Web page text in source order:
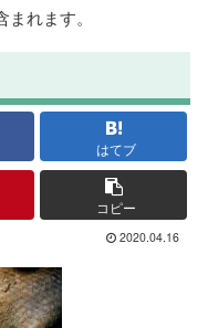
れます。
はてブ
コピー
2020.04.16